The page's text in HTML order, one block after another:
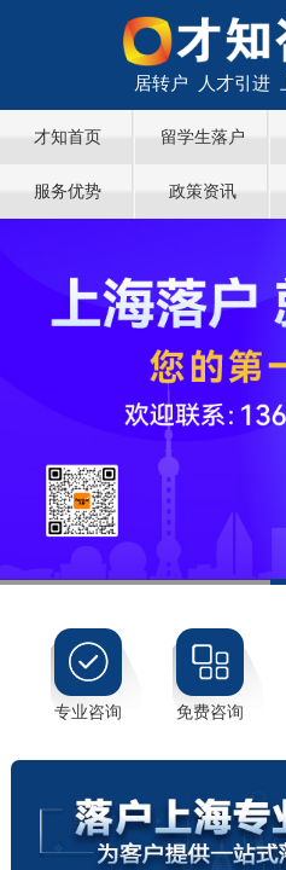
居转户 人才引进
才知首页 留学生落户
服务优势 政策资讯
专业咨询 免费咨询